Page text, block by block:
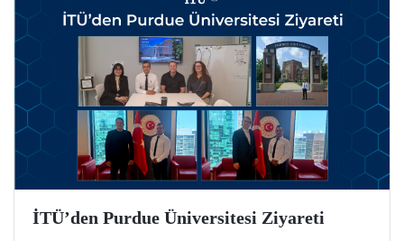
İTÜ’den Purdue Üniversitesi Ziyareti